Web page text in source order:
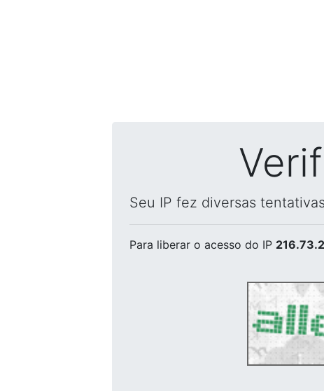
Seu IP fez diversas
Para liberar o acesso do IP